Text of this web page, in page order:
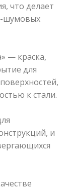
что делает
шумовых
— краска,
для
к стали.
и